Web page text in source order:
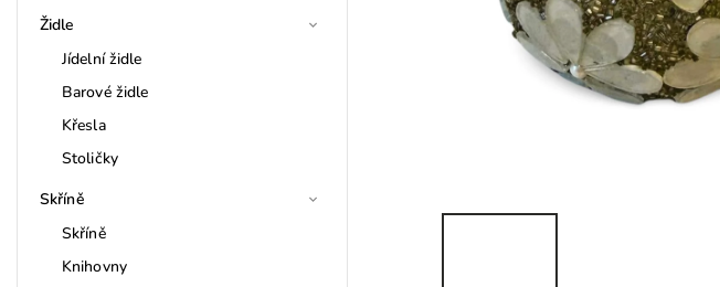
Židle
Jídelní židle
Barové židle
Křesla
Stoličky
Skříně
Skříně
Knihovny